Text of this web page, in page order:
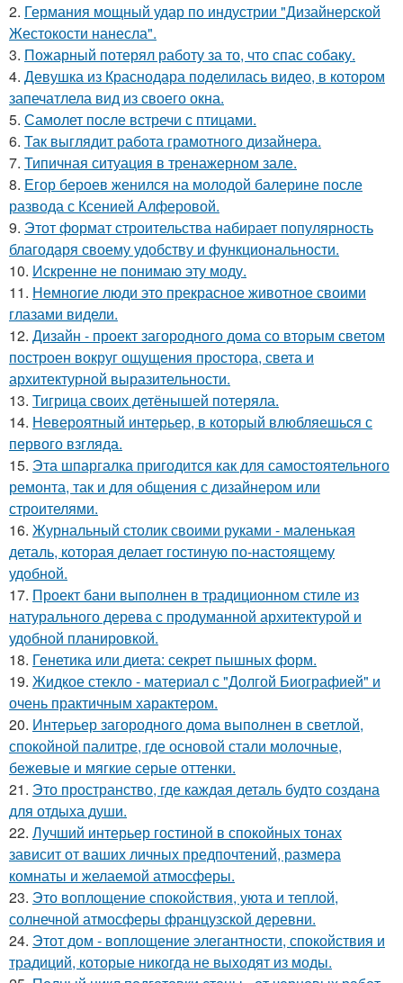
2. Германия мощный удар по индустрии "Дизайнерской
Жестокости нанесла".
3. Пожарный потерял работу за то, что спас собаку.
4. Девушка из Краснодара поделилась видео, в котором
запечатлела вид из своего окна.
5. Самолет после встречи с птицами.
6. Так выглядит работа грамотного дизайнера.
7. Типичная ситуация в тренажерном зале.
8. Егор бероев женился на молодой балерине после
развода с Ксенией Алферовой.
9. Этот формат строительства набирает популярность
благодаря своему удобству и функциональности.
10. Искренне не понимаю эту моду.
11. Немногие люди это прекрасное животное своими
глазами видели.
12. Дизайн - проект загородного дома со вторым светом
построен вокруг ощущения простора, света и
архитектурной выразительности.
13. Тигрица своих детёнышей потеряла.
14. Невероятный интерьер, в который влюбляешься с
первого взгляда.
15. Эта шпаргалка пригодится как для самостоятельного
ремонта, так и для общения с дизайнером или
строителями.
16. Журнальный столик своими руками - маленькая
деталь, которая делает гостиную по-настоящему
удобной.
17. Проект бани выполнен в традиционном стиле из
натурального дерева с продуманной архитектурой и
удобной планировкой.
18. Генетика или диета: секрет пышных форм.
19. Жидкое стекло - материал с "Долгой Биографией" и
очень практичным характером.
20. Интерьер загородного дома выполнен в светлой,
спокойной палитре, где основой стали молочные,
бежевые и мягкие серые оттенки.
21. Это пространство, где каждая деталь будто создана
для отдыха души.
22. Лучший интерьер гостиной в спокойных тонах
зависит от ваших личных предпочтений, размера
комнаты и желаемой атмосферы.
23. Это воплощение спокойствия, уюта и теплой,
солнечной атмосферы французской деревни.
24. Этот дом - воплощение элегантности, спокойствия и
традиций, которые никогда не выходят из моды.